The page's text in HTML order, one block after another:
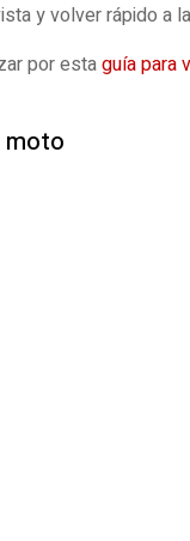
y volver rápido a
por estaguía para
moto